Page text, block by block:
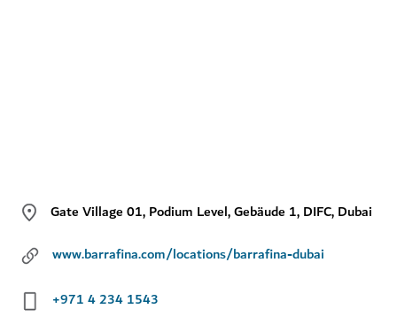
Gate Village 01, Podium Level, Gebäude 1, DIFC, Dubai
www.barrafina.com/locations/barrafina-dubai
+971 4 234 1543